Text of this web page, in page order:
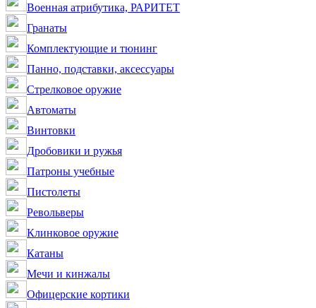
Военная атрибутика, РАРИТЕТ
Гранаты
Комплектующие и тюнинг
Панно, подставки, аксессуары
Стрелковое оружие
Автоматы
Винтовки
Дробовики и ружья
Патроны учебные
Пистолеты
Револьверы
Клинковое оружие
Катаны
Мечи и кинжалы
Офицерские кортики